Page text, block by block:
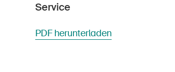
Service
PDF herunterladen